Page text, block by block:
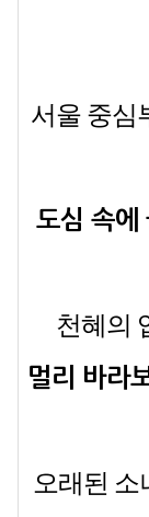
서울 중심
도심 속에
천혜의
멀리 바라
오래된 소